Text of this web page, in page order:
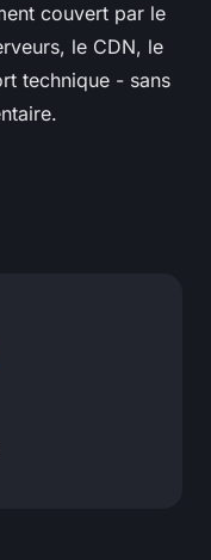
couvert par le
le CDN, le
technique - sans